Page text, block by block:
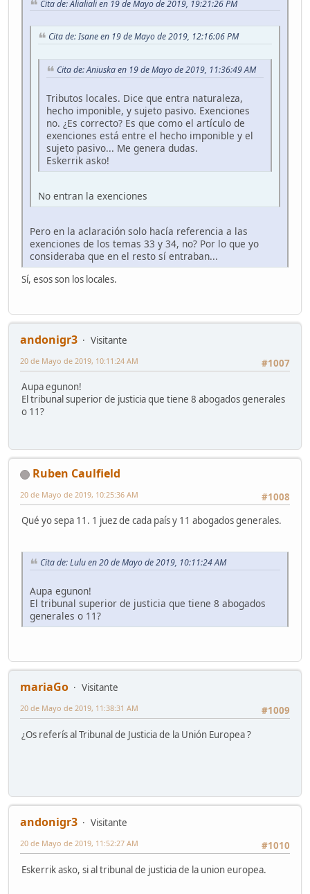
Cita de: Alialiali en 19 de Mayo de 2019, 19:21:26 PM
Cita de: Isane en 19 de Mayo de 2019, 12:16:06 PM
Cita de: Aniuska en 19 de Mayo de 2019, 11:36:49 AM
Tributos locales. Dice que entra naturaleza,
hecho imponible, y sujeto pasivo. Exenciones
no. ¿Es correcto? Es que como el artículo de
exenciones está entre el hecho imponible y el
sujeto pasivo... Me genera dudas.
Eskerrik asko!
No entran la exenciones
Pero en la aclaración solo hacía referencia a las
exenciones de los temas 33 y 34, no? Por lo que yo
consideraba que en el resto sí entraban...
Sí, esos son los locales.
andonigr3
Visitante
#1007
20 de Mayo de 2019, 10:11:24 AM
Aupa egunon!
El tribunal superior de justicia que tiene 8 abogados generales
o 11?
Ruben Caulfield
#1008
20 de Mayo de 2019, 10:25:36 AM
Qué yo sepa 11. 1 juez de cada país y 11 abogados generales.
Cita de: Lulu en 20 de Mayo de 2019, 10:11:24 AM
Aupa egunon!
El tribunal superior de justicia que tiene 8 abogados
generales o 11?
mariaGo
Visitante
#1009
20 de Mayo de 2019, 11:38:31 AM
¿Os referís al Tribunal de Justicia de la Unión Europea ?
andonigr3
Visitante
#1010
20 de Mayo de 2019, 11:52:27 AM
Eskerrik asko, si al tribunal de justicia de la union europea.